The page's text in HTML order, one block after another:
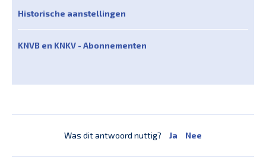
Historische aanstellingen
KNVB en KNKV - Abonnementen
Was dit antwoord nuttig? Ja Nee